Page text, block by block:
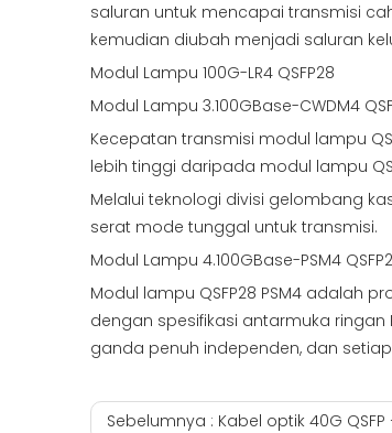
saluran untuk mencapai transmisi
kemudian diubah menjadi saluran
Modul Lampu 100G-LR4 QSFP28
Modul Lampu 3.100GBase-CWDM4
Kecepatan transmisi modul lampu
lebih tinggi daripada modul lampu
Melalui teknologi divisi gelombang
serat mode tunggal untuk transmisi.
Modul Lampu 4.100GBase-PSM4
Modul lampu QSFP28 PSM4 adalah
dengan spesifikasi antarmuka ringan
ganda penuh independen, dan
Sebelumnya : Kabel optik 40G QSFP +